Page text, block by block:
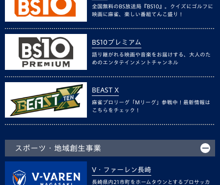
全国無料のBS放送局『BS10』。クイズにゴルフに
映画に麻雀、楽しい番組てんこ盛り！
BS10プレミアム
語り継がれる映画や音楽をお届けする、大人のた
めのエンタテインメントチャンネル
BEAST X
麻雀プロリーグ「Mリーグ」参戦中！最新情報は
こちらをチェック！
スポーツ・地域創生事業
V・ファーレン長崎
長崎県内21市町をホームタウンとするプロサッカ